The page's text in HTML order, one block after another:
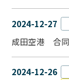
2024-12-27
成田空港 合
2024-12-26